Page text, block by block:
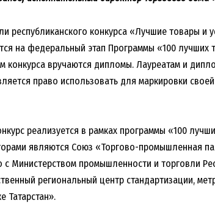
республиканского конкурса «Лучшие товары и
на федеральный этап Программы «100 лучших
конкурса вручаются дипломы. Лауреатам и
право использовать для маркировки
реализуется в рамках программы «100
являются Союз «Торгово-промышленная
с Министерством промышленности и торговли
региональный центр стандартизации,
Татарстан».